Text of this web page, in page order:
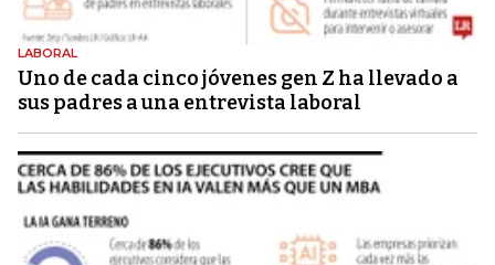
LABORAL
Uno de cada cinco jóvenes gen Z ha llevado a
sus padres a una entrevista laboral